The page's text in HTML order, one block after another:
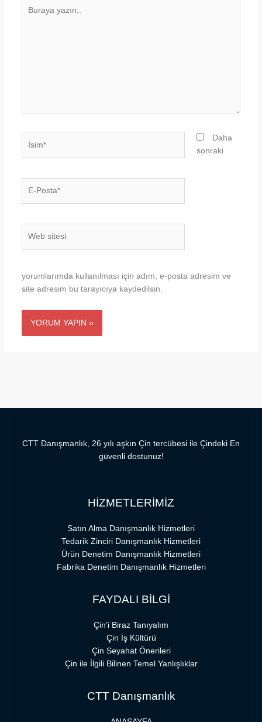
Posta*
Daha
sonraki
yorumlarımda kullanılması için adım, e-posta adresim ve
site adresim bu tarayıcıya kaydedilsin.
CTT Danışmanlık, 26 yılı aşkın Çin tercübesi ile Çindeki En
güvenli dostunuz!
HİZMETLERİMİZ
Satın Alma Danışmanlık Hizmetleri
Tedarik Zinciri Danışmanlık Hizmetleri
Ürün Denetim Danışmanlık Hizmetleri
Fabrika Denetim Danışmanlık Hizmetleri
FAYDALI BİLGİ
Çin’i Biraz Tanıyalım
Çin İş Kültürü
Çin Seyahat Önerileri
Çin ile İlgili Bilinen Temel Yanlışlıklar
CTT Danışmanlık